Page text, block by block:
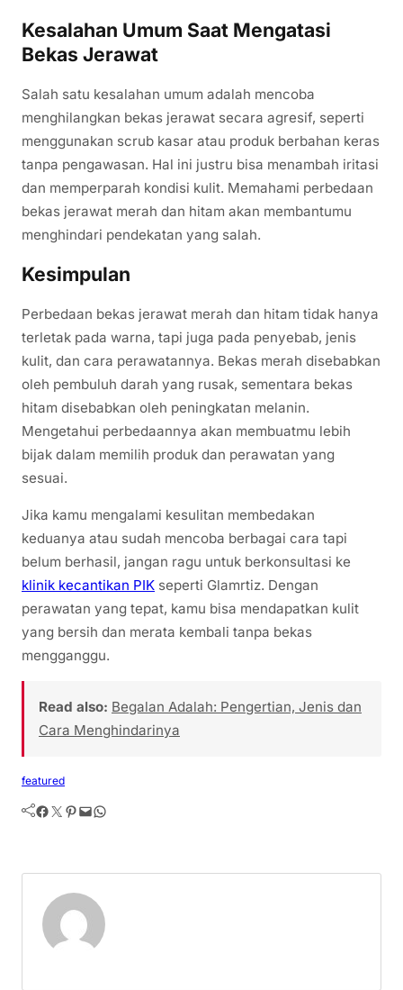
Kesalahan Umum Saat Mengatasi
Bekas Jerawat
Salah satu kesalahan umum adalah mencoba
menghilangkan bekas jerawat secara agresif, seperti
menggunakan scrub kasar atau produk berbahan keras
tanpa pengawasan. Hal ini justru bisa menambah iritasi
dan memperparah kondisi kulit. Memahami perbedaan
bekas jerawat merah dan hitam akan membantumu
menghindari pendekatan yang salah.
Kesimpulan
Perbedaan bekas jerawat merah dan hitam tidak hanya
terletak pada warna, tapi juga pada penyebab, jenis
kulit, dan cara perawatannya. Bekas merah disebabkan
oleh pembuluh darah yang rusak, sementara bekas
hitam disebabkan oleh peningkatan melanin.
Mengetahui perbedaannya akan membuatmu lebih
bijak dalam memilih produk dan perawatan yang
sesuai.
Jika kamu mengalami kesulitan membedakan
keduanya atau sudah mencoba berbagai cara tapi
belum berhasil, jangan ragu untuk berkonsultasi ke
klinik kecantikan PIK seperti Glamrtiz. Dengan
perawatan yang tepat, kamu bisa mendapatkan kulit
yang bersih dan merata kembali tanpa bekas
mengganggu.
Read also: Begalan Adalah: Pengertian, Jenis dan
Cara Menghindarinya
featured
Facebook Twitter Pinterest Mail WhatsApp